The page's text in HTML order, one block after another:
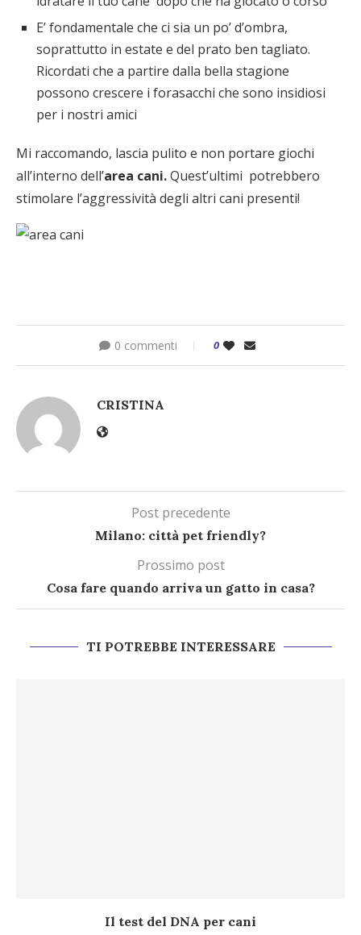
E’ fondamentale che ci sia un po’ d’ombra,
soprattutto in estate e del prato ben tagliato.
Ricordati che a partire dalla bella stagione
possono crescere i forasacchi che sono insidiosi
per i nostri amici
Mi raccomando, lascia pulito e non portare giochi
all’interno dell’area cani.Quest’ultimi potrebbero
stimolare l’aggressività degli altri cani presenti!
0 commenti 0
CRISTINA
Post precedente
Milano: città pet friendly?
Prossimo post
Cosa fare quando arriva un gatto in casa?
TI POTREBBE INTERESSARE
Il test del DNA per cani